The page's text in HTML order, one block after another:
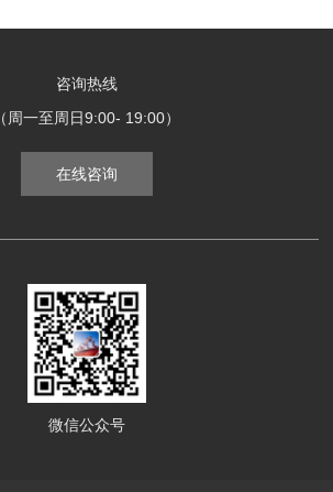
咨询热线
（周一至周日9:00- 19:00）
在线咨询
微信公众号